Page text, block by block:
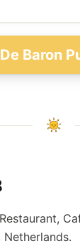
Baron
Netherlands.